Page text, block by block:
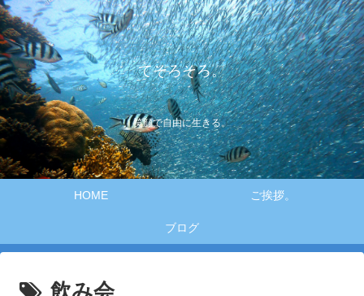
てそろそろ。
笑顔で自由に生きる。
HOME ご挨拶。
ブログ
飲み会